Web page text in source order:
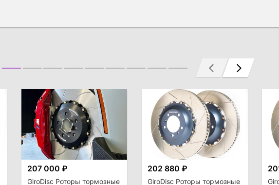
207 000 ₽
GiroDisc Роторы тормозные
202 880 ₽
GiroDisc Роторы тормозные